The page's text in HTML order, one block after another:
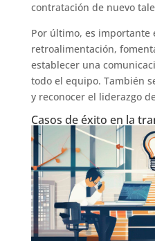
contratación de nuevo
Por último, es importante
retroalimentación,
establecer una
todo el equipo. También
y reconocer el liderazgo
Casos de éxito en la